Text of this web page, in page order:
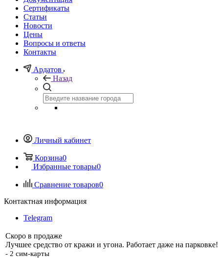
Сертификаты
Статьи
Новости
Цены
Вопросы и ответы
Контакты
Ардатов
Назад
Личный кабинет
Корзина0
Избранные товары0
Сравнение товаров0
Контактная информация
Telegram
Скоро в продаже
Лучшее средство от кражи и угона. Работает даже на парковке!
- 2 сим-карты